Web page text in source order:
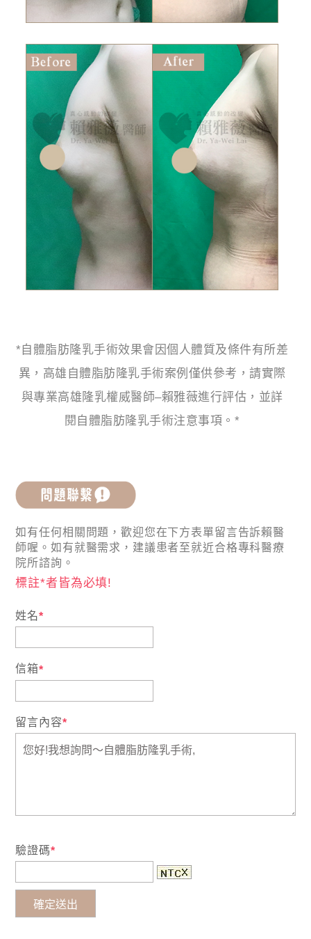
*自體脂肪隆乳手術效果會因個人體質及條件有所差
異，高雄自體脂肪隆乳手術案例僅供參考，請實際
與專業高雄隆乳權威醫師–賴雅薇進行評估，並詳
閱自體脂肪隆乳手術注意事項。*
如有任何相關問題，歡迎您在下方表單留言告訴賴醫
師喔。如有就醫需求，建議患者至就近合格專科醫療
院所諮詢。
標註*者皆為必填!
姓名*
信箱*
留言內容*
驗證碼*